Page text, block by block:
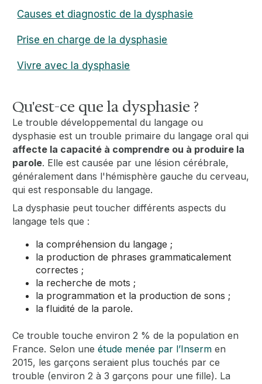
Causes et diagnostic de la dysphasie
Prise en charge de la dysphasie
Vivre avec la dysphasie
Qu'est-ce que la dysphasie ?
Le trouble développemental du langage ou
dysphasie est un trouble primaire du langage oral qui
affecte la capacité à comprendre ou à produire la
parole. Elle est causée par une lésion cérébrale,
généralement dans l'hémisphère gauche du cerveau,
qui est responsable du langage.
La dysphasie peut toucher différents aspects du
langage tels que :
la compréhension du langage ;
la production de phrases grammaticalement
correctes ;
la recherche de mots ;
la programmation et la production de sons ;
la fluidité de la parole.
Ce trouble touche environ 2 % de la population en
France. Selon uneétude menée par l’Inserm en
2015, les garçons seraient plus touchés par ce
trouble (environ 2 à 3 garçons pour une fille). La